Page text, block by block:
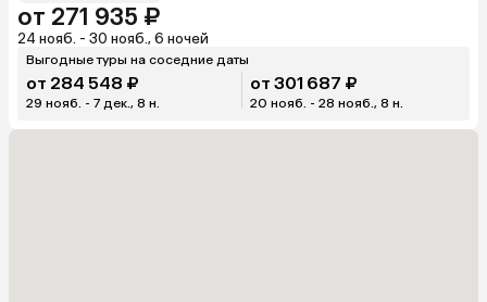
от 271 935 ₽
24 нояб. - 30 нояб., 6 ночей
Выгодные туры на соседние даты
от 284 548 ₽
29 нояб. - 7 дек., 8 н.
от 301 687 ₽
20 нояб. - 28 нояб., 8 н.